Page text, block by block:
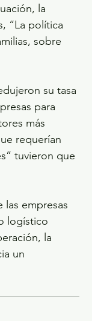
la
“La política
sobre
su tasa
para
más
requerían
tuvieron que
empresas
logístico
la
un